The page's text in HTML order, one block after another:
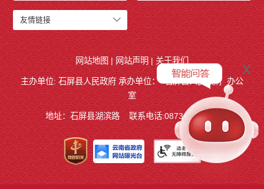
友情链接
网站地图 | 网站声明 | 关于我们
主办单位: 石屏县人民政府 承办单位： 石屏县人民政府 办公
室
地址：石屏县湖滨路 联系电话:0873-4858140
x